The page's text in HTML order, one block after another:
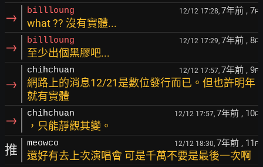
→ billloung 12/12 17:28, 7年前 , 7F
what ?? 沒有實體...
→ billloung 12/12 17:29, 7年前 , 8F
至少出個黑膠吧...
→
chihchuan 12/12 17:57, 7年前 , 9F
網路上的消息12/21是數位發行而已。但也許明年
就有實體
→ chihchuan 12/12 17:57, 7年前 , 10F
，只能靜觀其變。
推 meowco 12/12 18:30, 7年前 , 11 F
還好有去上次演唱會 可是千萬不要是最後一次啊